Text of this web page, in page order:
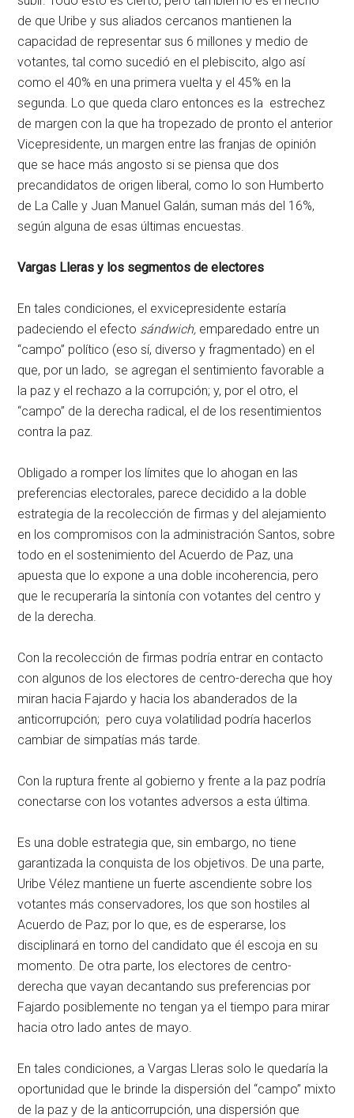
de que Uribe y sus aliados cercanos mantienen la
capacidad de representar sus 6 millones y medio de
votantes, tal como sucedió en el plebiscito, algo así
como el 40% en una primera vuelta y el 45% en la
segunda. Lo que queda claro entonces es la estrechez
de margen con la que ha tropezado de pronto el anterior
Vicepresidente, un margen entre las franjas de opinión
que se hace más angosto si se piensa que dos
precandidatos de origen liberal, como lo son Humberto
de La Calle y Juan Manuel Galán, suman más del 16%,
según alguna de esas últimas encuestas.
Vargas Lleras y los segmentos de electores
En tales condiciones, el exvicepresidente estaría
padeciendo el efecto sándwich, emparedado entre un
“campo” político (eso sí, diverso y fragmentado) en el
que, por un lado, se agregan el sentimiento favorable a
la paz y el rechazo a la corrupción; y, por el otro, el
“campo” de la derecha radical, el de los resentimientos
contra la paz.
Obligado a romper los límites que lo ahogan en las
preferencias electorales, parece decidido a la doble
estrategia de la recolección de firmas y del alejamiento
en los compromisos con la administración Santos, sobre
todo en el sostenimiento del Acuerdo de Paz, una
apuesta que lo expone a una doble incoherencia, pero
que le recuperaría la sintonía con votantes del centro y
de la derecha.
Con la recolección de firmas podría entrar en contacto
con algunos de los electores de centro-derecha que hoy
miran hacia Fajardo y hacia los abanderados de la
anticorrupción; pero cuya volatilidad podría hacerlos
cambiar de simpatías más tarde.
Con la ruptura frente al gobierno y frente a la paz podría
conectarse con los votantes adversos a esta última.
Es una doble estrategia que, sin embargo, no tiene
garantizada la conquista de los objetivos. De una parte,
Uribe Vélez mantiene un fuerte ascendiente sobre los
votantes más conservadores, los que son hostiles al
Acuerdo de Paz; por lo que, es de esperarse, los
disciplinará en torno del candidato que él escoja en su
momento. De otra parte, los electores de centro-
derecha que vayan decantando sus preferencias por
Fajardo posiblemente no tengan ya el tiempo para mirar
hacia otro lado antes de mayo.
En tales condiciones, a Vargas Lleras solo le quedaría la
oportunidad que le brinde la dispersión del “campo” mixto
de la paz y de la anticorrupción, una dispersión que